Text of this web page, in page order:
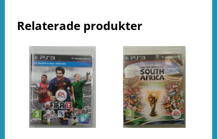
Relaterade produkter